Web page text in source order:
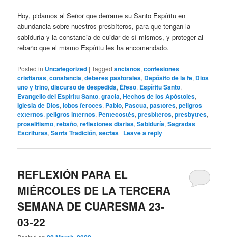
Hoy, pidamos al Señor que derrame su Santo Espíritu en
abundancia sobre nuestros presbíteros, para que tengan la
sabiduría y la constancia de cuidar de sí mismos, y proteger al
rebaño que el mismo Espíritu les ha encomendado.
Posted in Uncategorized |Tagged ancianos,confesiones
cristianas,constancia,deberes pastorales, Depósito de la fe, Dios
uno y trino,discurso de despedida, Éfeso, Espíritu Santo,
Evangelio del Espíritu Santo,gracia,Hechos de los Apóstoles,
Iglesia de Dios,lobos feroces, Pablo, Pascua,pastores,peligros
externos,peligros internos, Pentecostés,presbíteros,presbytres,
proselitismo,rebaño,reflexiones diarias,Sabiduría,Sagradas
Escrituras,Santa Tradición,sectas | Leave a reply
REFLEXIÓN PARA EL
MIÉRCOLES DE LA TERCERA
SEMANA DE CUARESMA 23-
03-22